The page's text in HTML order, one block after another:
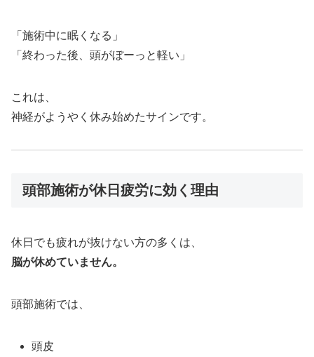
「施術中に眠くなる」
「終わった後、頭がぼーっと軽い」
これは、
神経がようやく休み始めたサインです。
頭部施術が休日疲労に効く理由
休日でも疲れが抜けない方の多くは、
脳が休めていません。
頭部施術では、
頭皮